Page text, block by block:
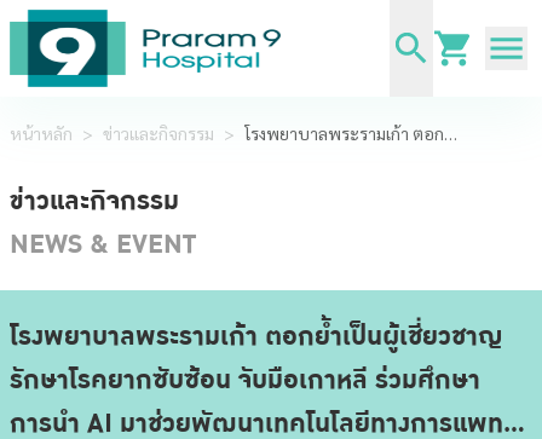
หน้าหลัก > ข่าวและกิจกรรม > โรงพยาบาลพระรามเก้า ตอกย้ำเป็นผู้เชี่ยวชาญรักษาโรคยากซับซ้อน จับมือเกาหลี ร่วมศึกษาการนำ AI มาช่วยพัฒนาเทคโนโลยีทางการแพทย์ พร้อมปูพรมสู่ตลาดเอเชียตะวันออกเฉียงใต้ในเร็ววันนี้
ข่าวและกิจกรรม
NEWS & EVENT
โรงพยาบาลพระรามเก้า ตอกย้ำเป็นผู้เชี่ยวชาญ
รักษาโรคยากซับซ้อน จับมือเกาหลี ร่วมศึกษา
การนำ AI มาช่วยพัฒนาเทคโนโลยีทางการแพทย์